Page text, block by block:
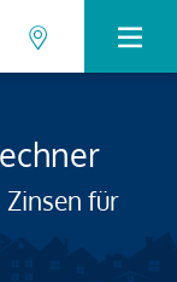
Zinsen für